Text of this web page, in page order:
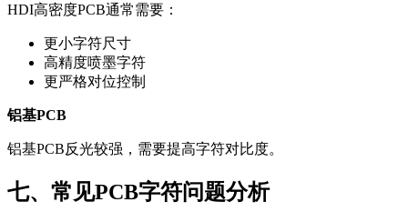
HDI高密度PCB通常需要：
更小字符尺寸
高精度喷墨字符
更严格对位控制
铝基PCB
铝基PCB反光较强，需要提高字符对比度。
七、常见PCB字符问题分析